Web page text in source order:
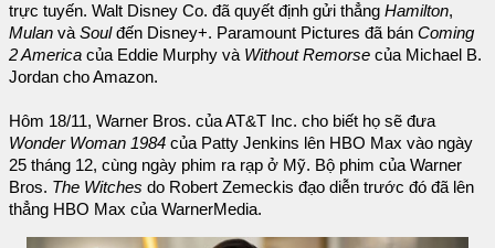
trực tuyến. Walt Disney Co. đã quyết định gửi thẳng Hamilton,
Mulan vàSoulđến Disney+. Paramount Pictures đã bán Coming
2 America của Eddie Murphy và Without Remorse của Michael B.
Jordan cho Amazon.
Hôm 18/11, Warner Bros. của AT&T Inc. cho biết họ sẽ đưa
Wonder Woman 1984 của Patty Jenkins lên HBO Max vào ngày
25 tháng 12, cùng ngày phim ra rạp ở Mỹ. Bộ phim của Warner
Bros. The Witches do Robert Zemeckis đạo diễn trước đó đã lên
thẳng HBO Max của WarnerMedia.